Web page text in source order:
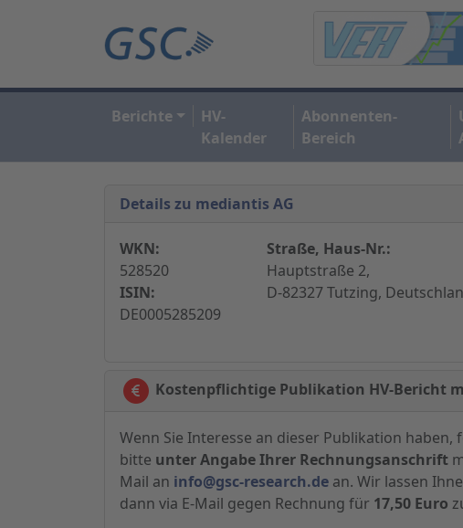
Berichte
HV-
Kalender
Abonnenten-
Bereich
Details zu mediantis AG
WKN:
528520
ISIN:
DE0005285209
Straße, Haus-Nr.:
Hauptstraße 2,
D-82327 Tutzing,
Kostenpflichtige Publikation HV-Bericht
Wenn Sie Interesse an dieser Publikation haben,
bitte unter Angabe Ihrer Rechnungsanschrift
Mail an info@gsc-research.de an. Wir lassen
dann via E-Mail gegen Rechnung für 17,50 Euro